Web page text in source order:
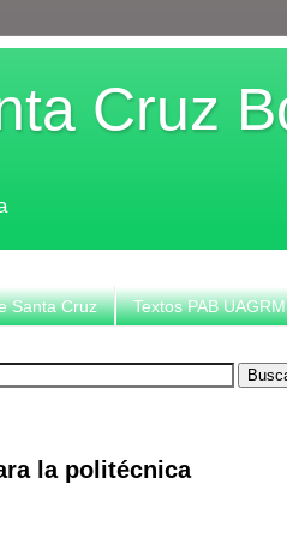
Cruz
Santa Cruz Textos PAB UAGRM
la politécnica